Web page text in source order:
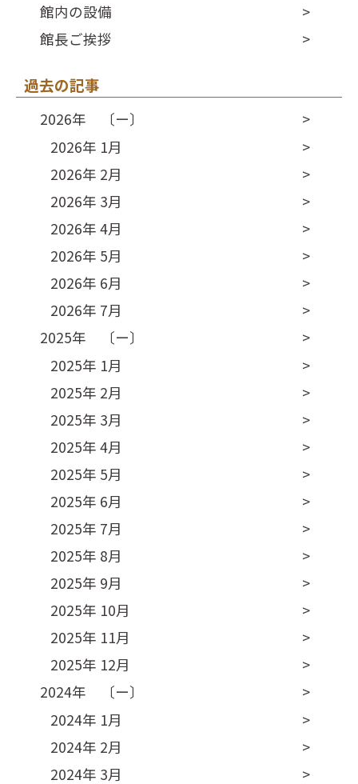
館内の設備
館長ご挨拶
過去の記事
2026年 〔ー〕
2026年 1月
2026年 2月
2026年 3月
2026年 4月
2026年 5月
2026年 6月
2026年 7月
2025年 〔ー〕
2025年 1月
2025年 2月
2025年 3月
2025年 4月
2025年 5月
2025年 6月
2025年 7月
2025年 8月
2025年 9月
2025年 10月
2025年 11月
2025年 12月
2024年 〔ー〕
2024年 1月
2024年 2月
2024年 3月